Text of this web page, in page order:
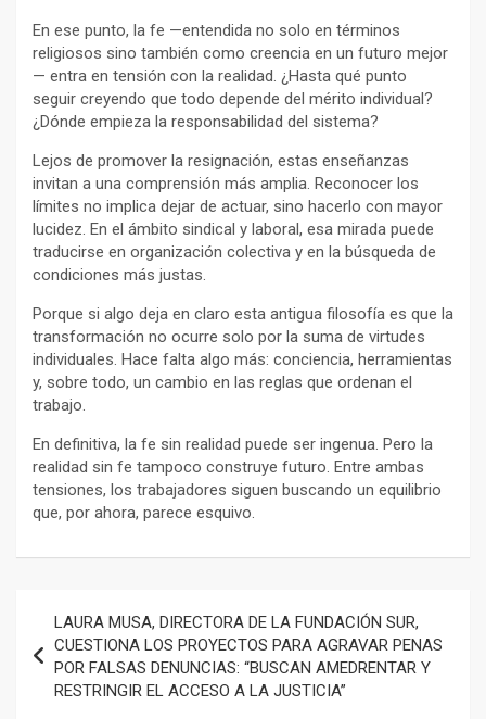
En ese punto, la fe —entendida no solo en términos
religiosos sino también como creencia en un futuro mejor
— entra en tensión con la realidad. ¿Hasta qué punto
seguir creyendo que todo depende del mérito individual?
¿Dónde empieza la responsabilidad del sistema?
Lejos de promover la resignación, estas enseñanzas
invitan a una comprensión más amplia. Reconocer los
límites no implica dejar de actuar, sino hacerlo con mayor
lucidez. En el ámbito sindical y laboral, esa mirada puede
traducirse en organización colectiva y en la búsqueda de
condiciones más justas.
Porque si algo deja en claro esta antigua filosofía es que la
transformación no ocurre solo por la suma de virtudes
individuales. Hace falta algo más: conciencia, herramientas
y, sobre todo, un cambio en las reglas que ordenan el
trabajo.
En definitiva, la fe sin realidad puede ser ingenua. Pero la
realidad sin fe tampoco construye futuro. Entre ambas
tensiones, los trabajadores siguen buscando un equilibrio
que, por ahora, parece esquivo.
de
entradas
LAURA MUSA, DIRECTORA DE LA FUNDACIÓN SUR,
CUESTIONA LOS PROYECTOS PARA AGRAVAR PENAS
POR FALSAS DENUNCIAS: “BUSCAN AMEDRENTAR Y
RESTRINGIR EL ACCESO A LA JUSTICIA”